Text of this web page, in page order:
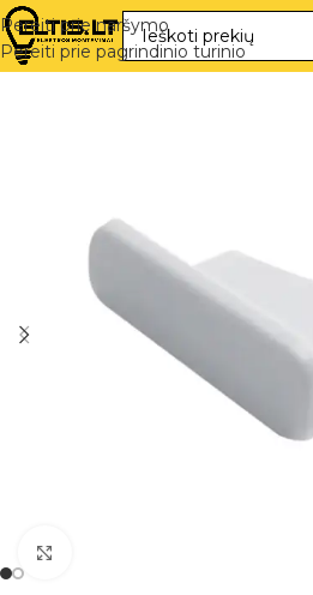
Pereiti prie naršymo
Pereiti prie pagrindinio turinio